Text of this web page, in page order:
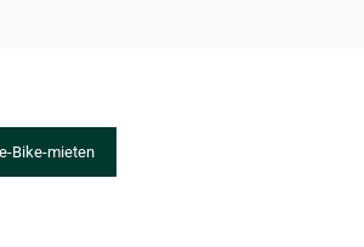
Bike-mieten